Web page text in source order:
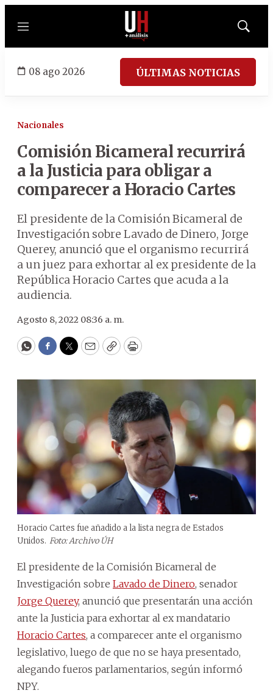
Menú
Mostrar
08 ago 2026 ÚLTIMAS NOTICIAS
Nacionales
Comisión Bicameral recurrirá
a la Justicia para obligar a
comparecer a Horacio Cartes
El presidente de la Comisión Bicameral de
Investigación sobre Lavado de Dinero, Jorge
Querey, anunció que el organismo recurrirá
a un juez para exhortar al ex presidente de la
República Horacio Cartes que acuda a la
audiencia.
Agosto 8, 2022 08:36 a. m.
WhatsApp
Facebook
Twitter
EmailCopyPrint
Horacio Cartes fue añadido a la lista negra de Estados
Unidos. Foto: Archivo ÚH
El presidente de la Comisión Bicameral de
Investigación sobre Lavado de Dinero, senador
Jorge Querey, anunció que presentarán una acción
ante la Justicia para exhortar al ex mandatario
Horacio Cartes, a comparecer ante el organismo
legislativo, luego de que no se haya presentado,
alegando fueros parlamentarios, según informó
NPY.